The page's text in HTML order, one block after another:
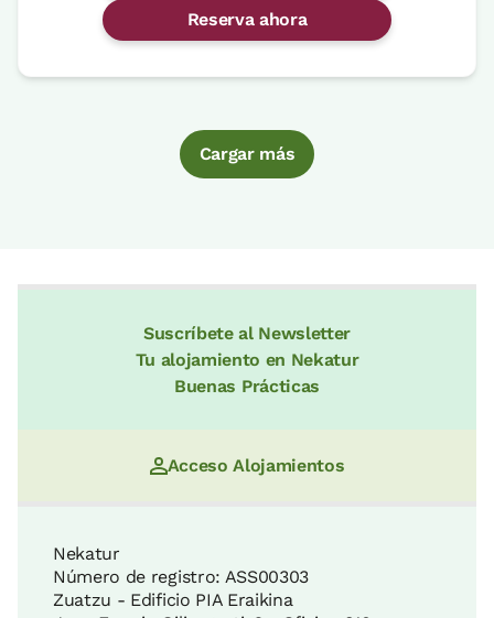
Reserva ahora
Cargar más
Suscríbete al Newsletter
Tu alojamiento en Nekatur
Buenas Prácticas
Acceso Alojamientos
Nekatur
Número de registro: ASS00303
Zuatzu - Edificio PIA Eraikina